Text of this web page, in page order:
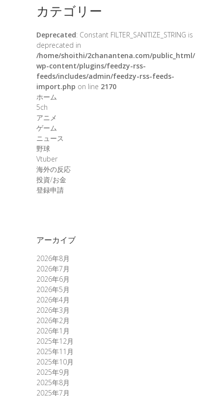
カテゴリー
Deprecated: Constant FILTER_SANITIZE_STRING is
deprecated in
/home/shoithi/2chanantena.com/public_html/
wp-content/plugins/feedzy-rss-
feeds/includes/admin/feedzy-rss-feeds-
import.php on line 2170
ホーム
5ch
アニメ
ゲーム
ニュース
野球
Vtuber
海外の反応
投資/お金
登録申請
アーカイブ
2026年8月
2026年7月
2026年6月
2026年5月
2026年4月
2026年3月
2026年2月
2026年1月
2025年12月
2025年11月
2025年10月
2025年9月
2025年8月
2025年7月